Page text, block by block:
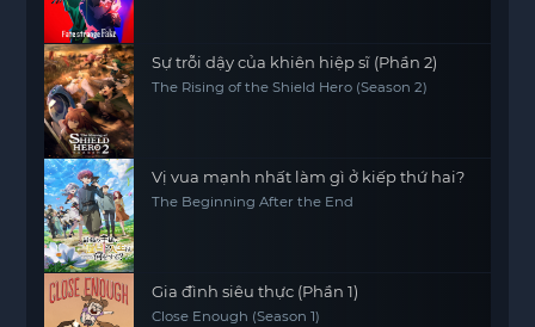
Sự trỗi dậy của khiên hiệp sĩ (Phần 2)
The Rising of the Shield Hero (Season 2)
Vị vua mạnh nhất làm gì ở kiếp thứ hai?
The Beginning After the End
Gia đình siêu thực (Phần 1)
Close Enough (Season 1)